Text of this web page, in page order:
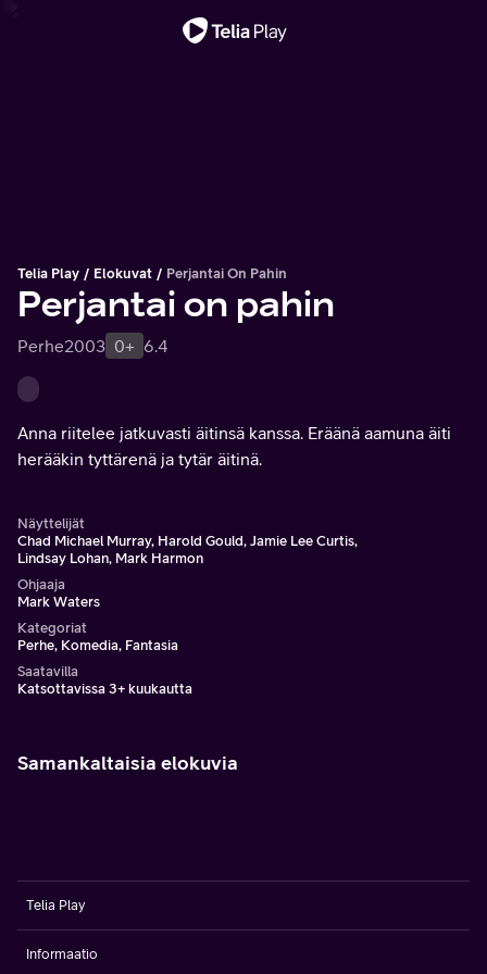
Telia Play Elokuvat Perjantai On Pahin
Perjantai on pahin
Perhe2003 0+ 6.4
Anna riitelee jatkuvasti äitinsä kanssa. Eräänä aamuna äiti
herääkin tyttärenä ja tytär äitinä.
Näyttelijät
Chad Michael Murray, Harold Gould, Jamie Lee Curtis,
Lindsay Lohan, Mark Harmon
Ohjaaja
Mark Waters
Kategoriat
Perhe, Komedia, Fantasia
Saatavilla
Katsottavissa 3+ kuukautta
Samankaltaisia elokuvia
Telia Play
Informaatio